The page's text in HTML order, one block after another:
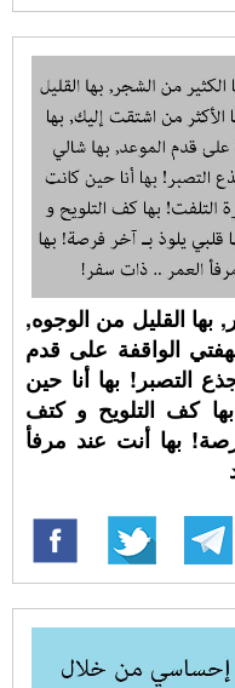
بها القليل من الوجوه,
الواقفة على قدم
التصبر! بها أنا حين
كف التلويح و كتف
بها أنت عند مرفأ